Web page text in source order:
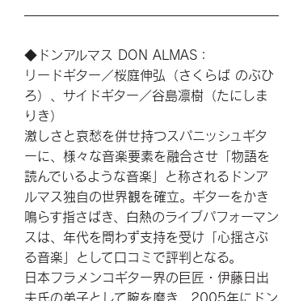
◆ドンアルマス DON ALMAS：
リードギター／桜庭伸弘（さくらば のぶひ
ろ）、サイドギター／谷島凛樹（たにしま
りき）
激しさと哀愁を併せ持つスパニッシュギタ
ーに、様々な音楽要素を融合させ「物語を
読んでいるような音楽」と称されるドンア
ルマス独自の世界観を確立。ギターをかき
鳴らす指さばき、白熱のライブパフォーマン
スは、年代を問わず支持を受け「心揺さぶ
る音楽」として口コミで評判となる。
日本フラメンコギター界の巨匠・伊藤日出
夫氏の弟子として腕を磨き、2005年にドン